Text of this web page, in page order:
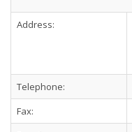
Address:
Telephone:
Fax: